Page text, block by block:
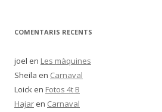
COMENTARIS RECENTS
joel en Les màquines
Sheila en Carnaval
Loick en Fotos 4t B
Hajar en Carnaval